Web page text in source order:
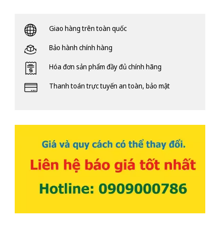
Giao hàng trên toàn quốc
Bảo hành chính hàng
Hóa đơn sản phẩm đầy đủ chính hãng
Thanh toán trực tuyến an toàn, bảo mật